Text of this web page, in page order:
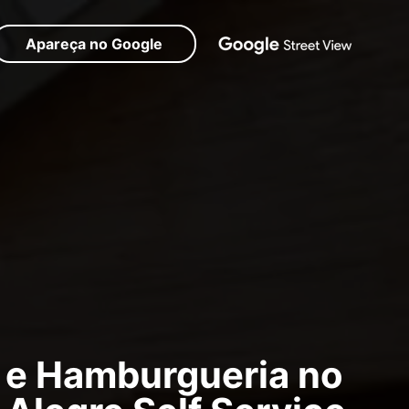
Apareça no Google
e Hamburgueria no